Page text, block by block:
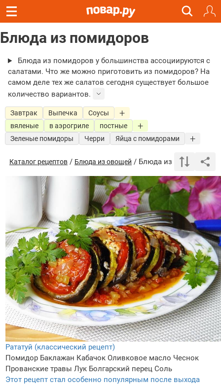
Блюда из помидоров
Блюда из помидоров у большинства ассоциируются с
салатами. Что же можно приготовить из помидоров? На
самом деле тех же салатов сегодня существует большое
количество вариантов.
Завтрак Выпечка
Соусы
вяленые
в аэрогриле
постные
Зеленые помидоры
Черри Яйца с помидорами
Каталог рецептов / Блюда из овощей / Блюда из помидоров
Рататуй (классический рецепт)
Помидор Баклажан Кабачок Оливковое масло Чеснок
Прованские травы Лук Болгарский перец Соль
Этот рецепт стал особенно популярным после выхода